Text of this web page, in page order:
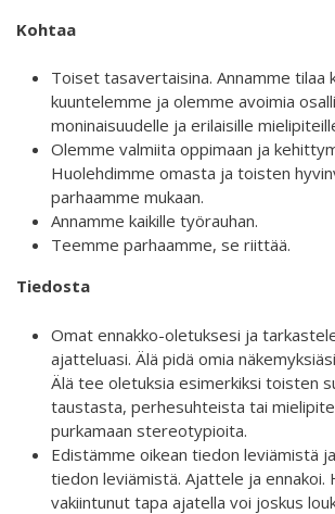
Säännöt
Teams
Supervisors
Suurlähettilään puhe
Kohtaa
Toiset tasavertaisina. Annamme tilaa
kuuntelemme ja olemme avoimia
moninaisuudelle ja erilaisille
Olemme valmiita oppimaan ja
Huolehdimme omasta ja toisten
parhaamme mukaan.
Annamme kaikille työrauhan.
Teemme parhaamme, se riittää.
Tiedosta
Omat ennakko-oletuksesi ja
ajatteluasi. Älä pidä omia
Älä tee oletuksia esimerkiksi toisten
taustasta, perhesuhteista tai
purkamaan stereotypioita.
Edistämme oikean tiedon leviämistä
tiedon leviämistä. Ajattele ja ennakoi.
vakiintunut tapa ajatella voi joskus